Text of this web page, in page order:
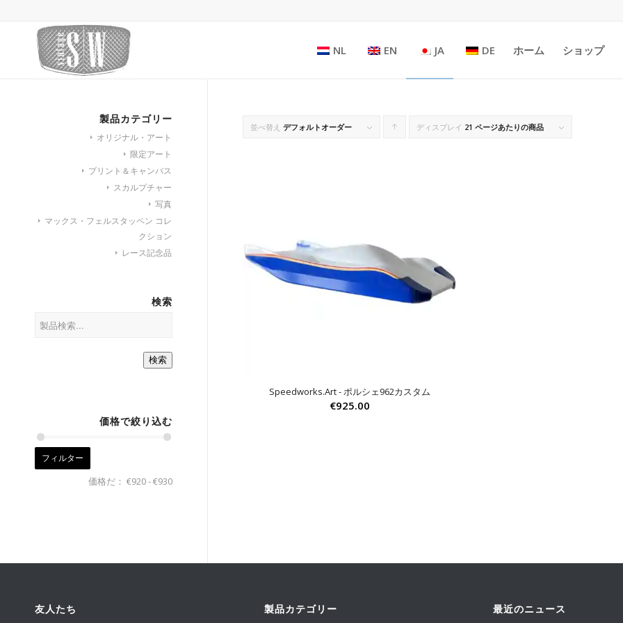
NL EN JA DE ホーム ショップ
並べ替え デフォルトオーダー ク
順に
並び
ます
ディスプレイ 21 ページあたりの商品
Speedworks.Art - ポルシェ962カスタム
€925.00
製品カテゴリー
オリジナル・アート
限定アート
プリント＆キャンバス
スカルプチャー
写真
マックス・フェルスタッペン コレ
クション
レース記念品
検索
検索
価格で絞り込む
フィルター
価格だ： €920-€930
友人たち 製品カテゴリー 最近のニュース